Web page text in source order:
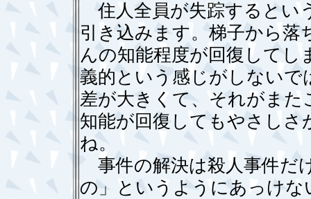
住人全員が失踪するとい
引き込みます。梯子から
んの知能程度が回復して
義的という感じがしない
差が大きくて、それがま
知能が回復してもやさし
ね。
事件の解決は殺人事件だ
の」というようにあっけ